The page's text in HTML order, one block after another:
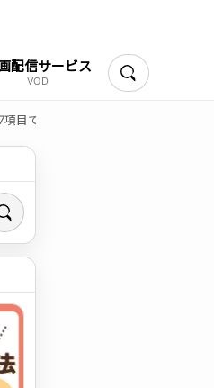
配信サービス
検索
目で徹底比較【2026年最新】